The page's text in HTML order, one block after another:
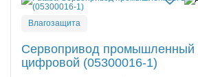
Влагозащита
Сервопривод промышленный
цифровой (05300016-1)